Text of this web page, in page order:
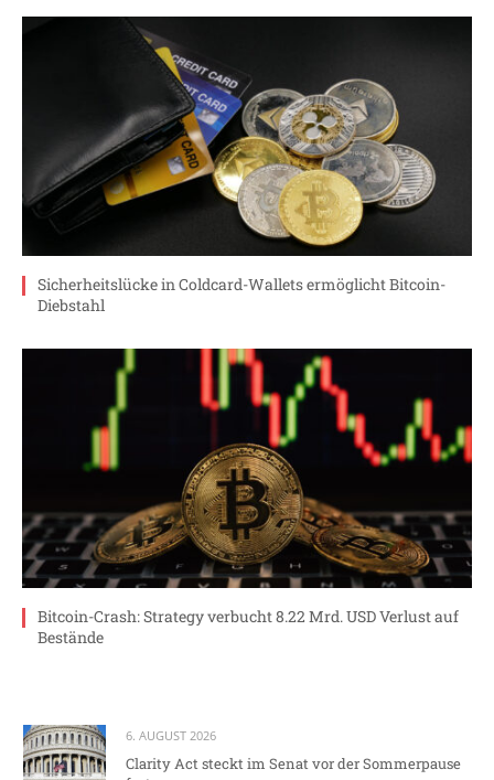
Sicherheitslücke in Coldcard-Wallets ermöglicht Bitcoin-
Diebstahl
Bitcoin-Crash: Strategy verbucht 8.22 Mrd. USD Verlust auf
Bestände
6. AUGUST 2026
Clarity Act steckt im Senat vor der Sommerpause